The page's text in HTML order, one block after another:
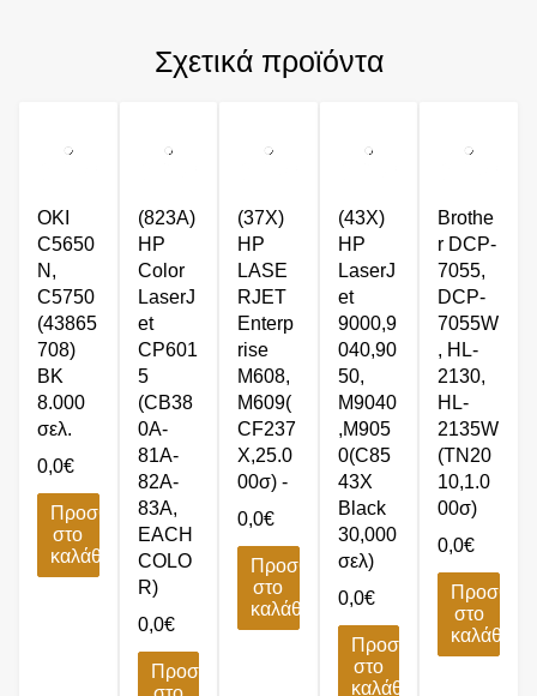
Σχετικά προϊόντα
OKI
C5650
N,
C5750
(43865
708)
BK
8.000
σελ.
0,0€
Προσθήκη
στο
καλάθι
(823A)
HP
Color
LaserJ
et
CP601
5
(CB38
0A-
81A-
82A-
83A,
EACH
COLO
R)
0,0€
Προσθήκη
(37X)
HP
LASE
RJET
Enterp
rise
M608,
M609(
CF237
X,25.0
00σ) -
0,0€
Προσθήκη
στο
καλάθι
(43X)
HP
LaserJ
et
9000,9
040,90
50,
M9040
,M905
0(C85
43X
Black
30,000
σελ)
0,0€
Προσθήκη
στο
καλάθι
Brothe
r DCP-
7055,
DCP-
7055W
, HL-
2130,
HL-
2135W
(TN20
10,1.0
00σ)
0,0€
στο
καλάθι